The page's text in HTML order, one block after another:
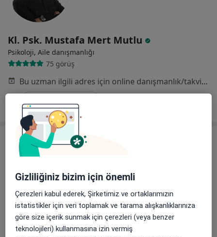
Kl. Psk. Mustafa Mert Mutlu
Psikoloji, Aile danışmanlığı
75 görüş
Bu uzman ilgili adres için online danışmanlık/takvim sunmuyor.
Randevu talep et
Kl. Psk. Nermin Erdoğan
Psikoloji, Pedagoji, Psikolojik danışma ve rehberlik
Gizliliğiniz bizim için önemli
Çerezleri kabul ederek, Şirketimiz ve ortaklarımızın
istatistikler için veri toplamak ve tarama alışkanlıklarınıza
göre size içerik sunmak için çerezleri (veya benzer
teknolojileri) kullanmasına izin vermiş